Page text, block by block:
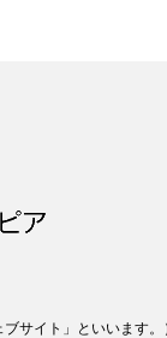
サイト」といいます